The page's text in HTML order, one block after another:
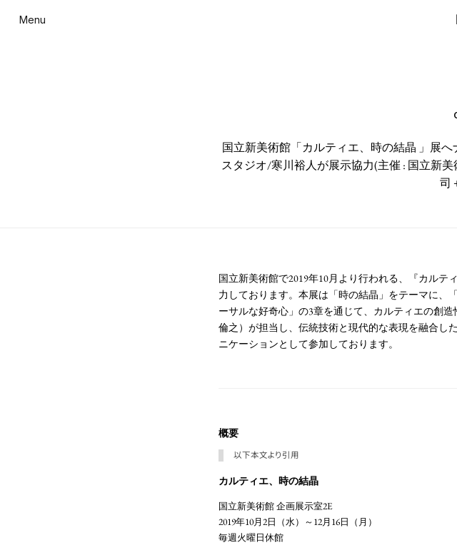
Menu
国立新美術館「カルティエ、時の結晶 」展
スタジオ/寒川裕人が展示協力(主催 : 国立新
司
国立新美術館で2019年10月より行われる、『カル
力しております。本展は「時の結晶」をテーマに、
ーサルな好奇心」の3章を通じて、カルティエの創
倫之）が担当し、伝統技術と現代的な表現を融合し
ニケーションとして参加しております。
概要
以下本文より引用
カルティエ、時の結晶
国立新美術館 企画展示室2E
2019年10月2日（水）～12月16日（月）
毎週火曜日休館